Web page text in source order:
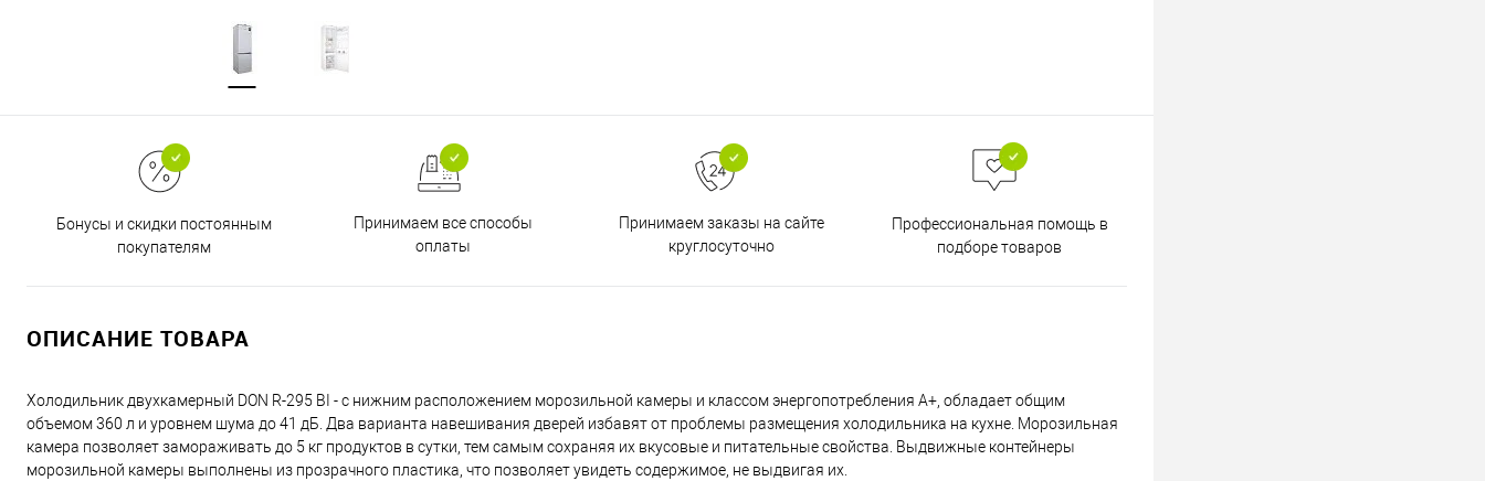
Бонусы и скидки постоянным
покупателям
Принимаем все способы
оплаты
Принимаем заказы на сайте
круглосуточно
Профессиональная помощь в
подборе товаров
ОПИСАНИЕ ТОВАРА
Холодильник двухкамерный DON R-295 BI - с нижним расположением морозильной камеры и классом энергопотребления А+, обладает общим
объемом 360 л и уровнем шума до 41 дБ. Два варианта навешивания дверей избавят от проблемы размещения холодильника на кухне. Морозильная
камера позволяет замораживать до 5 кг продуктов в сутки, тем самым сохраняя их вкусовые и питательные свойства. Выдвижные контейнеры
морозильной камеры выполнены из прозрачного пластика, что позволяет увидеть содержимое, не выдвигая их.